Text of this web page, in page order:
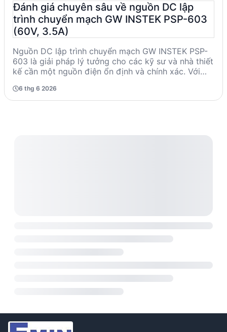
Đánh giá chuyên sâu về nguồn DC lập
trình chuyển mạch GW INSTEK PSP-603
(60V, 3.5A)
Nguồn DC lập trình chuyển mạch GW INSTEK PSP-
603 là giải pháp lý tưởng cho các kỹ sư và nhà thiết
kế cần một nguồn điện ổn định và chính xác. Với
điện từ 0 đến 3.5A, sản phẩm này cung cấp độ ổn
định cao và bảo vệ an toàn với các tính năng OVP,
6 thg 6 2026